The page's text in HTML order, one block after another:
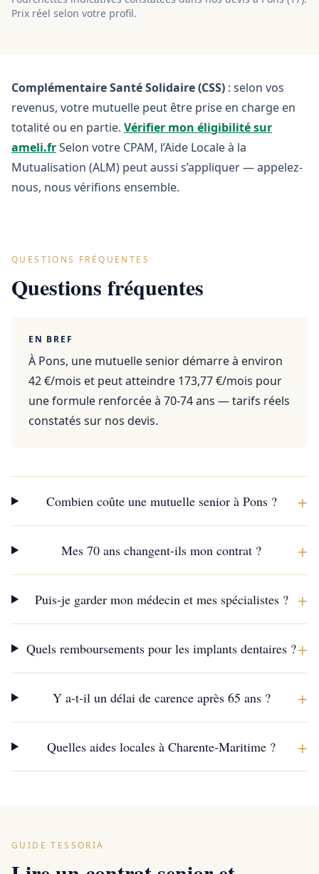
Prix réel selon votre profil.
Complémentaire Santé Solidaire (CSS) : selon vos
revenus, votre mutuelle peut être prise en charge en
totalité ou en partie. Vérifier mon éligibilité sur
ameli.frSelon votre CPAM, l’Aide Locale à la
Mutualisation (ALM) peut aussi s’appliquer — appelez-
nous, nous vérifions ensemble.
QUESTIONS FRÉQUENTES
Questions fréquentes
EN BREF
À Pons, une mutuelle senior démarre à environ
42 €/mois et peut atteindre 173,77 €/mois pour
une formule renforcée à 70-74 ans — tarifs réels
constatés sur nos devis.
Combien coûte une mutuelle senior à Pons ? +
Mes 70 ans changent-ils mon contrat ? +
Puis-je garder mon médecin et mes spécialistes ? +
Quels remboursements pour les implants dentaires ?+
Y a-t-il un délai de carence après 65 ans ? +
Quelles aides locales à Charente-Maritime ? +
GUIDE TESSORIA